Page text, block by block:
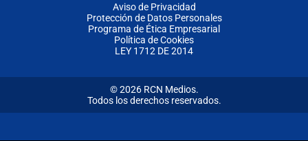
Aviso de Privacidad
Protección de Datos Personales
Programa de Ética Empresarial
Política de Cookies
LEY 1712 DE 2014
© 2026 RCN Medios.
Todos los derechos reservados.